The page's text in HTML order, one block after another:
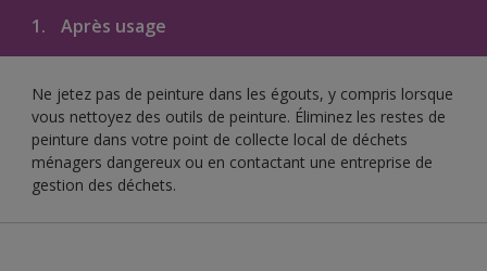
1. Après usage
Ne jetez pas de peinture dans les égouts, y compris lorsque
vous nettoyez des outils de peinture. Éliminez les restes de
peinture dans votre point de collecte local de déchets
ménagers dangereux ou en contactant une entreprise de
gestion des déchets.